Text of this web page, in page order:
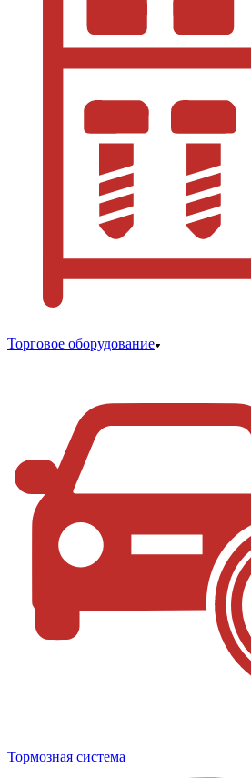
Торговое оборудование
Тормозная система